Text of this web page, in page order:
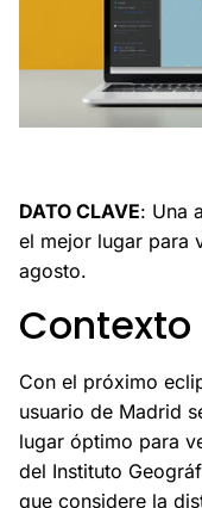
DATO CLAVE: Una
el mejor lugar para
agosto.
Contexto
Con el próximo
usuario de Madrid
lugar óptimo para
del Instituto
que considere la